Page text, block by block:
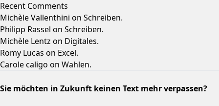
Recent Comments
Michèle Vallenthini on Schreiben.
Philipp Rassel on Schreiben.
Michèle Lentz on Digitales.
Romy Lucas on Excel.
Carole caligo on Wahlen.
Sie möchten in Zukunft keinen Text mehr verpassen?